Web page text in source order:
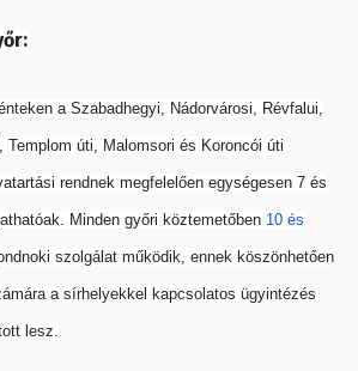
a Szabadhegyi, Nádorvárosi, Révfalui,
Templom úti, Malomsori és Koroncói úti
rendnek megfelelően egységesen 7 és
Minden győri köztemetőben 10 és
szolgálat működik, ennek köszönhetően
a sírhelyekkel kapcsolatos ügyintézés
lesz.